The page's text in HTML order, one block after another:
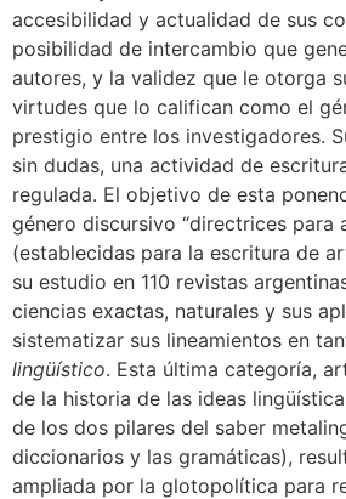
accesibilidad y actualidad de sus
posibilidad de intercambio que
autores, y la validez que le otorga
virtudes que lo califican como el
prestigio entre los investigadores.
sin dudas, una actividad de
regulada. El objetivo de esta
género discursivo “directrices para
(establecidas para la escritura de
su estudio en 110 revistas
ciencias exactas, naturales y sus
sistematizar sus lineamientos en
lingüístico. Esta última categoría,
de la historia de las ideas
de los dos pilares del saber
diccionarios y las gramáticas),
ampliada por la glotopolítica para